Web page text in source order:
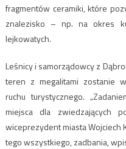
fragmentów ceramiki, które
znalezisko – np. na okres
lejkowatych.
Leśnicy i samorządowcy z
teren z megalitami zostanie
ruchu turystycznego.
miejsca dla zwiedzających
wiceprezydent miasta Wojciech
tego wszystkiego, zadbania,